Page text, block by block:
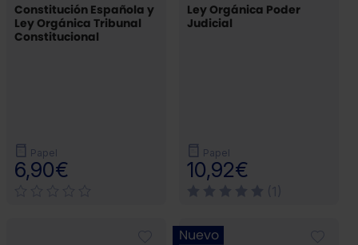
Constitución Española y
Ley Orgánica Tribunal
Constitucional
Papel
6,90€
Ley Orgánica Poder
Judicial
Papel
10,92€
Nuevo